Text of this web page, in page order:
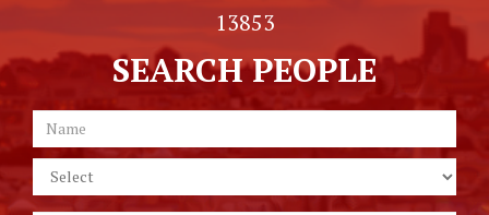
13853
SEARCH PEOPLE